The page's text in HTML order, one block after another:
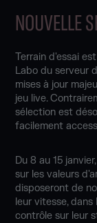
NOUVELLE
Terrain d'essai
Labo du serveur
mises à jour
jeu live.
sélection est
facilement
Du 8 au 15
sur les valeurs
disposeront de
leur vitesse,
contrôle sur leur